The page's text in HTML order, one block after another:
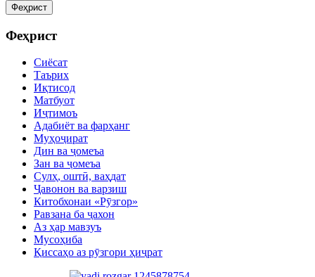
Феҳрист
Феҳрист
Сиёсат
Таърих
Иқтисод
Матбуот
Иҷтимоъ
Адабиёт ва фарҳанг
Муҳоҷират
Дин ва ҷомеъа
Зан ва ҷомеъа
Сулҳ, оштӣ, ваҳдат
Ҷавонон ва варзиш
Китобхонаи «Рӯзгор»
Равзана ба ҷахон
Аз ҳар мавзуъ
Мусоҳиба
Қиссаҳо аз рӯзгори ҳиҷрат